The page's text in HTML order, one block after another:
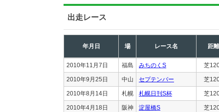
出走レース
年月日 場 レース名 距離
2010年11月7日 福島 みちのくS 芝
2010年9月25日 中山 セプテンバー 芝
2010年8月14日 札幌 札幌日刊S杯 芝
2010年4月18日 阪神 淀屋橋S 芝